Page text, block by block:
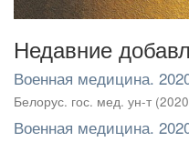
Недавние
Военная медицина.
Белорус. гос. мед. ун-т (2020
Военная медицина.